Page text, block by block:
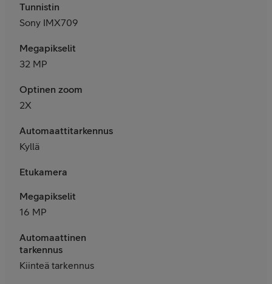
Tunnistin
Sony IMX709
Megapikselit
32 MP
Optinen zoom
2X
Automaattitarkennus
Kyllä
Etukamera
Megapikselit
16 MP
Automaattinen
tarkennus
Kiinteä tarkennus